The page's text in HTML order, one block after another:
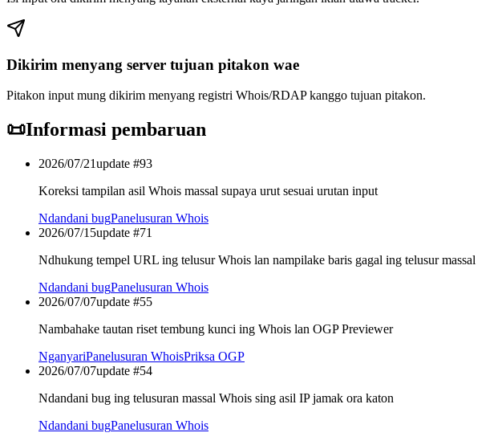
Dikirim menyang server tujuan pitakon wae
Pitakon input mung dikirim menyang registri Whois/RDAP kanggo tujuan pitakon.
📜Informasi pembaruan
2026/07/21update #93
Koreksi tampilan asil Whois massal supaya urut sesuai urutan input
Ndandani bugPanelusuran Whois
2026/07/15update #71
Ndhukung tempel URL ing telusur Whois lan nampilake baris gagal ing telusur massal
Ndandani bugPanelusuran Whois
2026/07/07update #55
Nambahake tautan riset tembung kunci ing Whois lan OGP Previewer
NganyariPanelusuran WhoisPriksa OGP
2026/07/07update #54
Ndandani bug ing telusuran massal Whois sing asil IP jamak ora katon
Ndandani bugPanelusuran Whois